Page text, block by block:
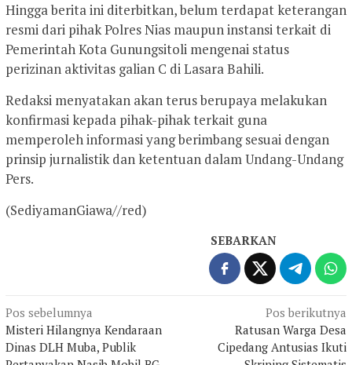
Hingga berita ini diterbitkan, belum terdapat keterangan
resmi dari pihak Polres Nias maupun instansi terkait di
Pemerintah Kota Gunungsitoli mengenai status
perizinan aktivitas galian C di Lasara Bahili.
Redaksi menyatakan akan terus berupaya melakukan
konfirmasi kepada pihak-pihak terkait guna
memperoleh informasi yang berimbang sesuai dengan
prinsip jurnalistik dan ketentuan dalam Undang-Undang
Pers.
(SediyamanGiawa//red)
SEBARKAN
Navigasi
pos
Pos sebelumnya
Misteri Hilangnya Kendaraan
Dinas DLH Muba, Publik
Pos berikutnya
Ratusan Warga Desa
Cipedang Antusias Ikuti